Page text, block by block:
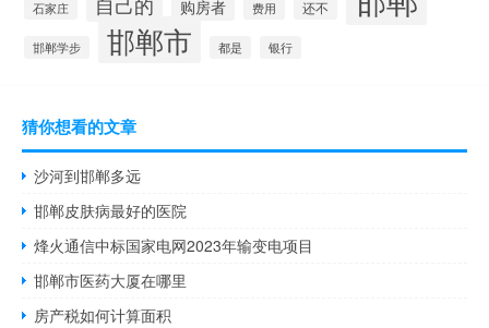
石家庄 购房者 费用 还不
邯郸学步 邯郸市 都是 银行
猜你想看的文章
沙河到邯郸多远
邯郸皮肤病最好的医院
烽火通信中标国家电网2023年输变电项目
邯郸市医药大厦在哪里
房产税如何计算面积